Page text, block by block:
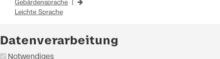
Gebärdensprache
Leichte Sprache
Datenverarbeitung
Notwendiges